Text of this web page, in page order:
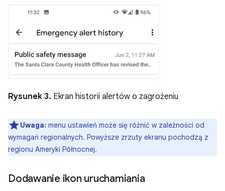
Rysunek 3. Ekran historii alertów o zagrożeniu
Uwaga: menu ustawień może się różnić w zależności od
wymagań regionalnych. Powyższe zrzuty ekranu pochodzą z
regionu Ameryki Północnej.
Dodawanie ikon uruchamiania